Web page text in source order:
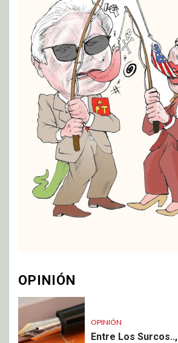
OPINIÓN
OPINIÓN
Entre Los Surcos..,